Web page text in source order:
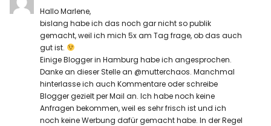
Hallo Marlene,
bislang habe ich das noch gar nicht so publik
gemacht, weil ich mich 5x am Tag frage, ob das auch
gut ist.
Einige Blogger in Hamburg habe ich angesprochen.
Danke an dieser Stelle an @mutterchaos. Manchmal
hinterlasse ich auch Kommentare oder schreibe
Blogger gezielt per Mail an. Ich habe noch keine
Anfragen bekommen, weil es sehr frisch ist und ich
noch keine Werbung dafür gemacht habe. In der Regel